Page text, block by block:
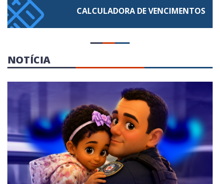
CALCULADORA DE VENCIMENTOS
NOTÍCIA